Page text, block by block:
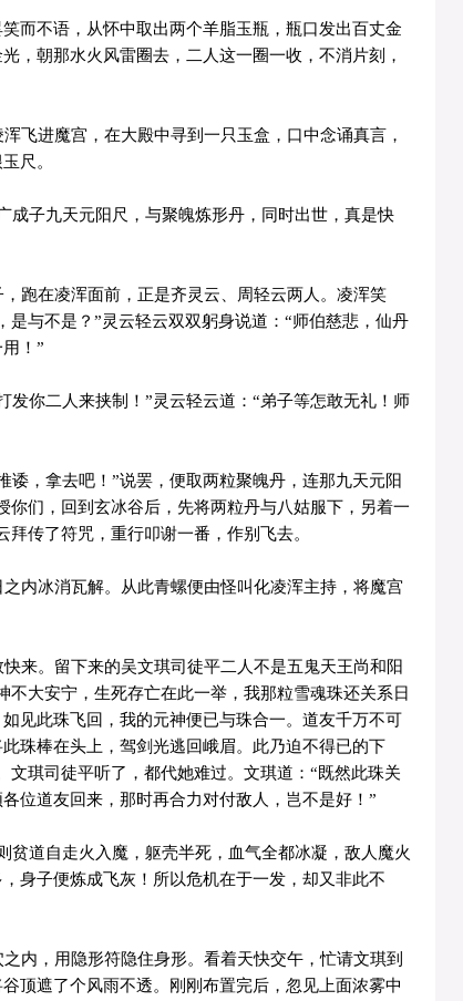
而不语，从怀中取出两个羊脂玉瓶，瓶口发出百丈金
，朝那水火风雷圈去，二人这一圈一收，不消片刻，
飞进魔宫，在大殿中寻到一只玉盒，口中念诵真言，
尺。
子九天元阳尺，与聚魄炼形丹，同时出世，真是快
跑在凌浑面前，正是齐灵云、周轻云两人。凌浑笑
与不是？”灵云轻云双双躬身说道：“师伯慈悲，仙丹
！”
你二人来挟制！”灵云轻云道：“弟子等怎敢无礼！师
，拿去吧！”说罢，便取两粒聚魄丹，连那九天元阳
们，回到玄冰谷后，先将两粒丹与八姑服下，另着一
传了符咒，重行叩谢一番，作别飞去。
内冰消瓦解。从此青螺便由怪叫化凌浑主持，将魔宫
来。留下来的吴文琪司徒平二人不是五鬼天王尚和阳
大安宁，生死存亡在此一举，我那粒雪魂珠还关系日
见此珠飞回，我的元神便已与珠合一。道友千万不可
珠棒在头上，驾剑光逃回峨眉。此乃迫不得已的下
琪司徒平听了，都代她难过。文琪道：“既然此珠关
位道友回来，那时再合力对付敌人，岂不是好！”
道自走火入魔，躯壳半死，血气全都冰凝，敌人魔火
身子便炼成飞灰！所以危机在于一发，却又非此不
内，用隐形符隐住身形。看着天快交午，忙请文琪到
顶遮了个风雨不透。刚刚布置完后，忽见上面浓雾中